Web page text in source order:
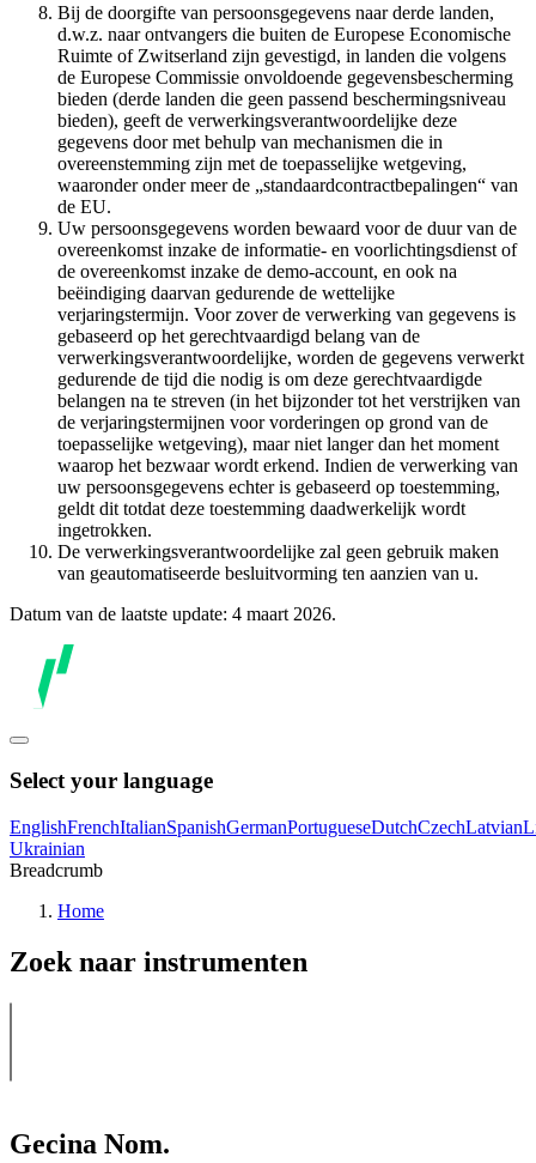
Bij de doorgifte van persoonsgegevens naar derde landen,
d.w.z. naar ontvangers die buiten de Europese Economische
Ruimte of Zwitserland zijn gevestigd, in landen die volgens
de Europese Commissie onvoldoende gegevensbescherming
bieden (derde landen die geen passend beschermingsniveau
bieden), geeft de verwerkingsverantwoordelijke deze
gegevens door met behulp van mechanismen die in
overeenstemming zijn met de toepasselijke wetgeving,
waaronder onder meer de „standaardcontractbepalingen“ van
de EU.
Uw persoonsgegevens worden bewaard voor de duur van de
overeenkomst inzake de informatie- en voorlichtingsdienst of
de overeenkomst inzake de demo-account, en ook na
beëindiging daarvan gedurende de wettelijke
verjaringstermijn. Voor zover de verwerking van gegevens is
gebaseerd op het gerechtvaardigd belang van de
verwerkingsverantwoordelijke, worden de gegevens verwerkt
gedurende de tijd die nodig is om deze gerechtvaardigde
belangen na te streven (in het bijzonder tot het verstrijken van
de verjaringstermijnen voor vorderingen op grond van de
toepasselijke wetgeving), maar niet langer dan het moment
waarop het bezwaar wordt erkend. Indien de verwerking van
uw persoonsgegevens echter is gebaseerd op toestemming,
geldt dit totdat deze toestemming daadwerkelijk wordt
ingetrokken.
De verwerkingsverantwoordelijke zal geen gebruik maken
van geautomatiseerde besluitvorming ten aanzien van u.
Datum van de laatste update: 4 maart 2026.
Select your language
EnglishFrenchItalianSpanishGermanPortugueseDutchCzechLatvian
Ukrainian
Breadcrumb
Home
Zoek naar instrumenten
Gecina Nom.